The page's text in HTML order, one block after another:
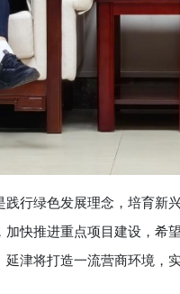
绿色发展理念，培育新
快推进重点项目建设，希
津将打造一流营商环境，